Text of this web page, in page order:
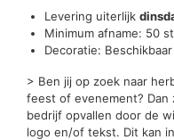
Levering uiterlijk
Minimum afname: 50
Decoratie:
> Ben jij op zoek naar
feest of evenement? Dan
bedrijf opvallen door de
logo en/of tekst. Dit kan